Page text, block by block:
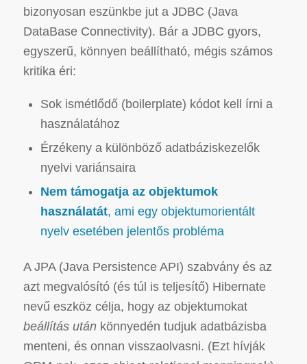
bizonyosan eszünkbe jut a JDBC (Java
DataBase Connectivity). Bár a JDBC gyors,
egyszerű, könnyen beállítható, mégis számos
kritika éri:
Sok ismétlődő (boilerplate) kódot kell írni a
használatához
Érzékeny a különböző adatbáziskezelők
nyelvi variánsaira
Nem támogatja az objektumok
használatát, ami egy objektumorientált
nyelv esetében jelentős probléma
A JPA (Java Persistence API) szabvány és az
azt megvalósító (és túl is teljesítő) Hibernate
nevű eszköz célja, hogy az objektumokat
beállítás után könnyedén tudjuk adatbázisba
menteni, és onnan visszaolvasni. (Ezt hívják